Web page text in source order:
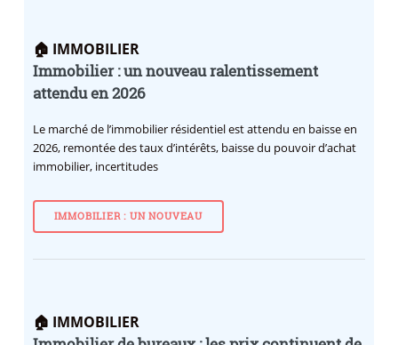
🏠 IMMOBILIER
Immobilier : un nouveau ralentissement
attendu en 2026
Le marché de l’immobilier résidentiel est attendu en baisse en
2026, remontée des taux d’intérêts, baisse du pouvoir d’achat
immobilier, incertitudes
IMMOBILIER : UN NOUVEAU
🏠 IMMOBILIER